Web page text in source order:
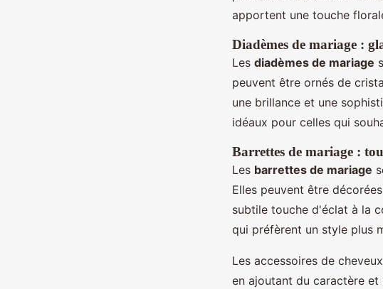
apportent une touche
Diadèmes de mariage :
Les diadèmes de mariage
peuvent être ornés de
une brillance et une
idéaux pour celles qui
Barrettes de mariage :
Les barrettes de mariage
Elles peuvent être
subtile touche d'éclat à la
qui préfèrent un style plus
Les accessoires de
en ajoutant du caractère